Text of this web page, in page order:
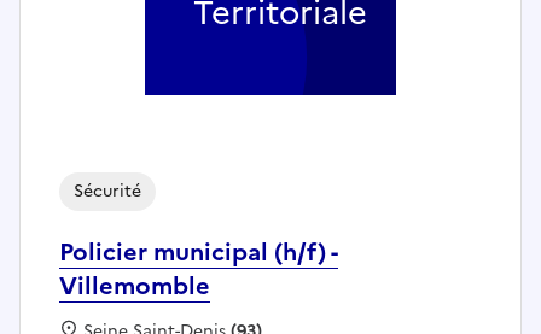
Policier municipal (h/f) -
Villemomble
Sécurité
Territoriale